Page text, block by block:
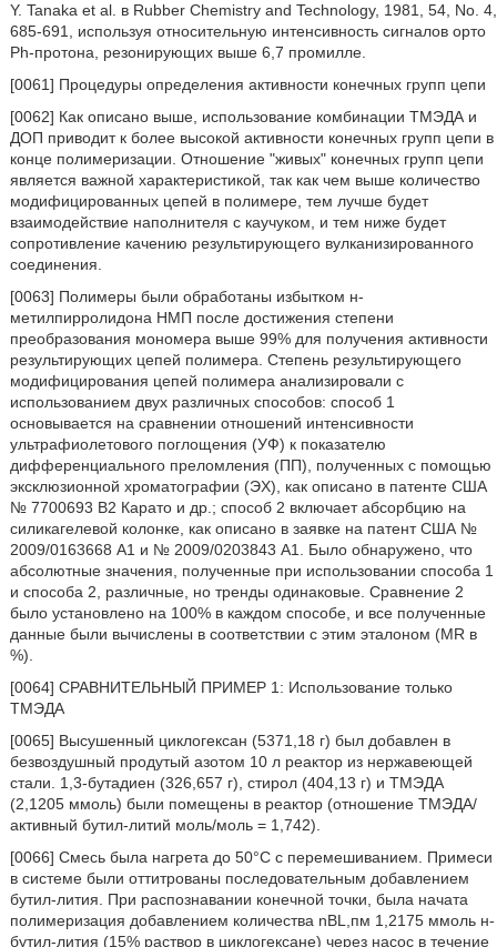
Y. Tanaka et al. в Rubber Chemistry and Technology, 1981, 54, No. 4,
685-691, используя относительную интенсивность сигналов орто
Ph-протона, резонирующих выше 6,7 промилле.
[0061] Процедуры определения активности конечных групп цепи
[0062] Как описано выше, использование комбинации ТМЭДА и
ДОП приводит к более высокой активности конечных групп цепи в
конце полимеризации. Отношение "живых" конечных групп цепи
является важной характеристикой, так как чем выше количество
модифицированных цепей в полимере, тем лучше будет
взаимодействие наполнителя с каучуком, и тем ниже будет
сопротивление качению результирующего вулканизированного
соединения.
[0063] Полимеры были обработаны избытком н-
метилпирролидона НМП после достижения степени
преобразования мономера выше 99% для получения активности
результирующих цепей полимера. Степень результирующего
модифицирования цепей полимера анализировали с
использованием двух различных способов: способ 1
основывается на сравнении отношений интенсивности
ультрафиолетового поглощения (УФ) к показателю
дифференциального преломления (ПП), полученных с помощью
эксклюзионной хроматографии (ЭХ), как описано в патенте США
№ 7700693 B2 Карато и др.; способ 2 включает абсорбцию на
силикагелевой колонке, как описано в заявке на патент США №
2009/0163668 A1 и № 2009/0203843 A1. Было обнаружено, что
абсолютные значения, полученные при использовании способа 1
и способа 2, различные, но тренды одинаковые. Сравнение 2
было установлено на 100% в каждом способе, и все полученные
данные были вычислены в соответствии с этим эталоном (MR в
%).
[0064] СРАВНИТЕЛЬНЫЙ ПРИМЕР 1: Использование только
ТМЭДА
[0065] Высушенный циклогексан (5371,18 г) был добавлен в
безвоздушный продутый азотом 10 л реактор из нержавеющей
стали. 1,3-бутадиен (326,657 г), стирол (404,13 г) и ТМЭДА
(2,1205 ммоль) были помещены в реактор (отношение ТМЭДА/
активный бутил-литий моль/моль = 1,742).
[0066] Смесь была нагрета до 50°С с перемешиванием. Примеси
в системе были оттитрованы последовательным добавлением
бутил-лития. При распознавании конечной точки, была начата
полимеризация добавлением количества nBL,пм 1,2175 ммоль н-
бутил-лития (15% раствор в циклогексане) через насос в течение